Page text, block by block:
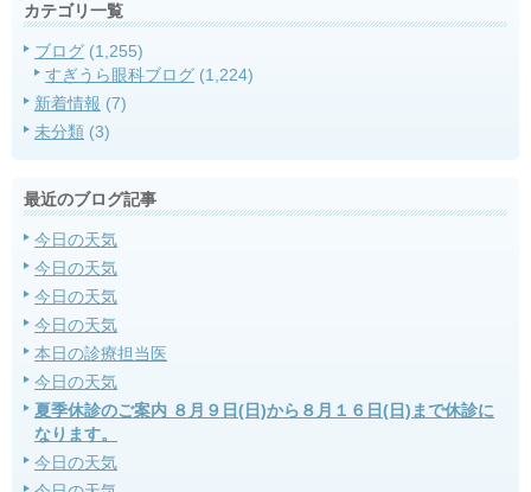
カテゴリ一覧
ブログ (1,255)
すぎうら眼科ブログ (1,224)
新着情報 (7)
未分類 (3)
最近のブログ記事
今日の天気
今日の天気
今日の天気
今日の天気
本日の診療担当医
今日の天気
夏季休診のご案内 ８月９日(日)から８月１６日(日)まで休診に
なります。
今日の天気